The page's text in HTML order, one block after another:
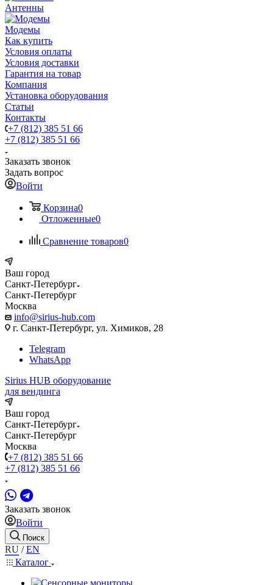
Антенны
Модемы
Как купить
Условия оплаты
Условия доставки
Гарантия на товар
Компания
Установка оборудования
Статьи
Контакты
+7 (812) 385 51 66
+7 (812) 385 51 66
Заказать звонок
Задать вопрос
Войти
Корзина0
Отложенные0
Сравнение товаров0
Ваш город
Санкт-Петербург
Санкт-Петербург
Москва
info@sirius-hub.com
г. Санкт-Петербург, ул. Химиков, 28
Telegram
WhatsApp
Sirius HUB оборудование
для вендинга
Ваш город
Санкт-Петербург
Санкт-Петербург
Москва
+7 (812) 385 51 66
+7 (812) 385 51 66
Заказать звонок
Войти
Поиск
RU /EN
Каталог